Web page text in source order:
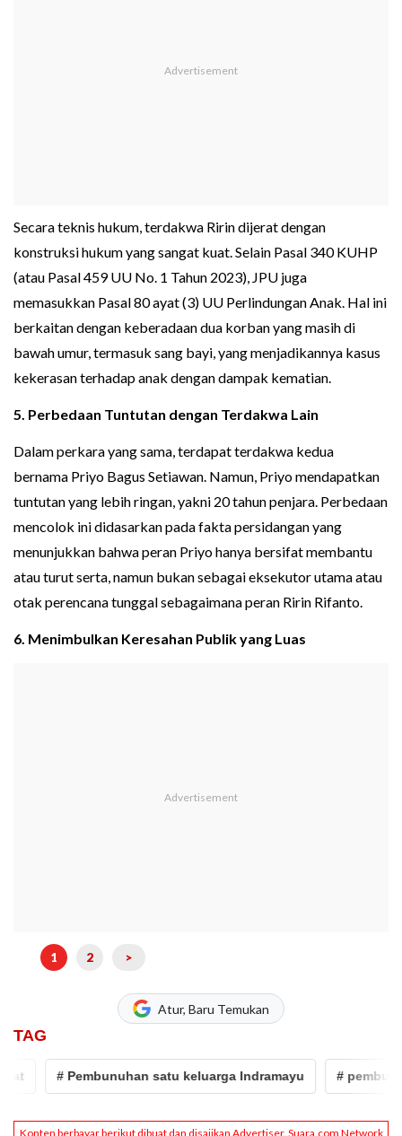
Secara teknis hukum, terdakwa Ririn dijerat dengan
konstruksi hukum yang sangat kuat. Selain Pasal 340 KUHP
(atau Pasal 459 UU No. 1 Tahun 2023), JPU juga
memasukkan Pasal 80 ayat (3) UU Perlindungan Anak. Hal ini
berkaitan dengan keberadaan dua korban yang masih di
bawah umur, termasuk sang bayi, yang menjadikannya kasus
kekerasan terhadap anak dengan dampak kematian.
5. Perbedaan Tuntutan dengan Terdakwa Lain
Dalam perkara yang sama, terdapat terdakwa kedua
bernama Priyo Bagus Setiawan. Namun, Priyo mendapatkan
tuntutan yang lebih ringan, yakni 20 tahun penjara. Perbedaan
mencolok ini didasarkan pada fakta persidangan yang
menunjukkan bahwa peran Priyo hanya bersifat membantu
atau turut serta, namun bukan sebagai eksekutor utama atau
otak perencana tunggal sebagaimana peran Ririn Rifanto.
6. Menimbulkan Keresahan Publik yang Luas
1 2 >
Atur, Baru Temukan
TAG
# Pembunuhan satu keluarga Indramayu #